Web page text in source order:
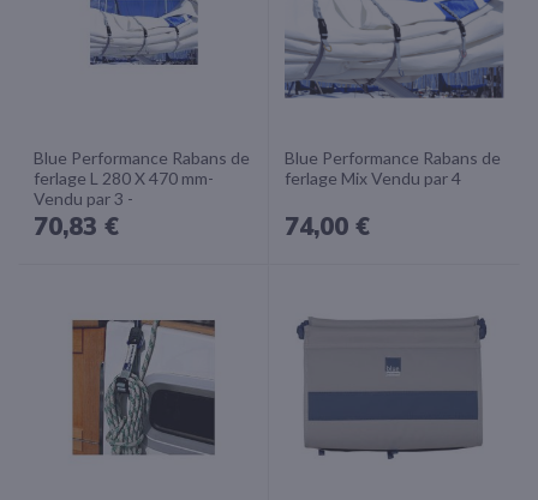
Blue Performance Rabans de
ferlage L 280 X 470 mm-
Vendu par 3 -
70,83 €
Blue Performance Rabans de
ferlage Mix Vendu par 4
74,00 €